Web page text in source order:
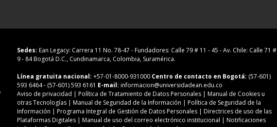
Sedes: Ean Legacy: Carrera 11 No. 78-47 -Fundadores: Calle 79 # 11 - 45 -Av. Chile: Calle 71 #
9 - 84Bogotá D.C., Cundinamarca, Colombia, Suramérica.
Línea gratuita nacional: +57-01-8000-931000 Centro de contacto en Bogotá: (57-601)
593 6464- (57-601) 593 6161 E-mail: informacion@universidadean.edu.co
Aviso de privacidad | Política de Tratamiento de Datos Personales | Manual de Cookies u
otras Tecnologías | Manual de Seguridad de la Información | Política de Seguridad de la
Información | Programa Integral de Gestión de Datos Personales | Directrices de uso de las
Plataformas Digitales | Manual de uso del correo electrónico institucional | Notificaciones